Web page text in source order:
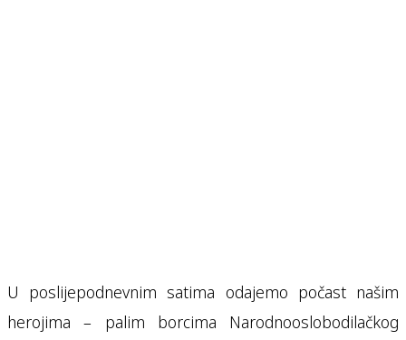
U poslijepodnevnim satima odajemo počast našim
herojima – palim borcima Narodnooslobodilačkog